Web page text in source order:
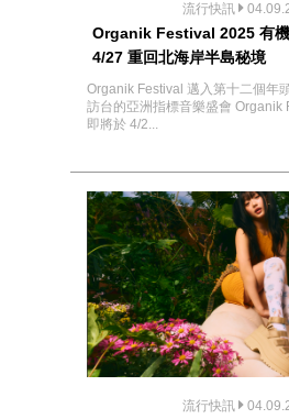
流行快訊
Organik Festival 2025 有
4/27 重回北海岸半島秘境
Organik Festival 邁入第十二個年
訪台的亞洲指標音樂盛會 Organik
即將於 4/2...
流行快訊